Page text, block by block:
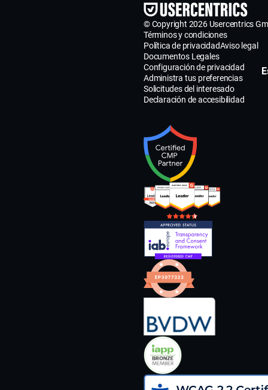
© Copyright 2026 Usercentrics
Términos y condiciones
Política de privacidadAviso legal
Documentos Legales
Configuración de privacidad
Administra tus preferencias
Solicitudes del interesado
Declaración de accesibilidad